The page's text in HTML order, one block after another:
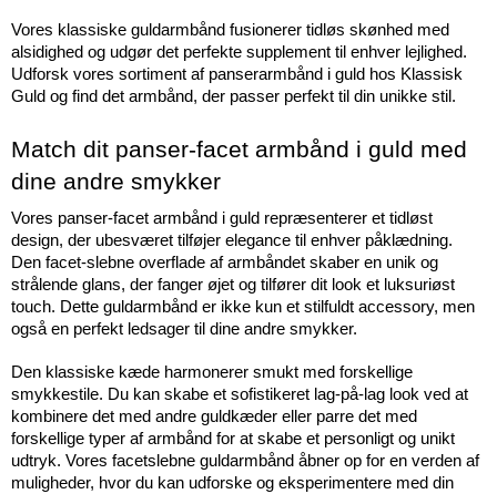
Vores klassiske guldarmbånd fusionerer tidløs skønhed med
alsidighed og udgør det perfekte supplement til enhver lejlighed.
Udforsk vores sortiment af panserarmbånd i guld hos Klassisk
Guld og find det armbånd, der passer perfekt til din unikke stil.
Match dit panser-facet armbånd i guld med
dine andre smykker
Vores panser-facet armbånd i guld repræsenterer et tidløst
design, der ubesværet tilføjer elegance til enhver påklædning.
Den facet-slebne overflade af armbåndet skaber en unik og
strålende glans, der fanger øjet og tilfører dit look et luksuriøst
touch. Dette guldarmbånd er ikke kun et stilfuldt accessory, men
også en perfekt ledsager til dine andre smykker.
Den klassiske kæde harmonerer smukt med forskellige
smykkestile. Du kan skabe et sofistikeret lag-på-lag look ved at
kombinere det med andre guldkæder eller parre det med
forskellige typer af armbånd for at skabe et personligt og unikt
udtryk. Vores facetslebne guldarmbånd åbner op for en verden af
muligheder, hvor du kan udforske og eksperimentere med din